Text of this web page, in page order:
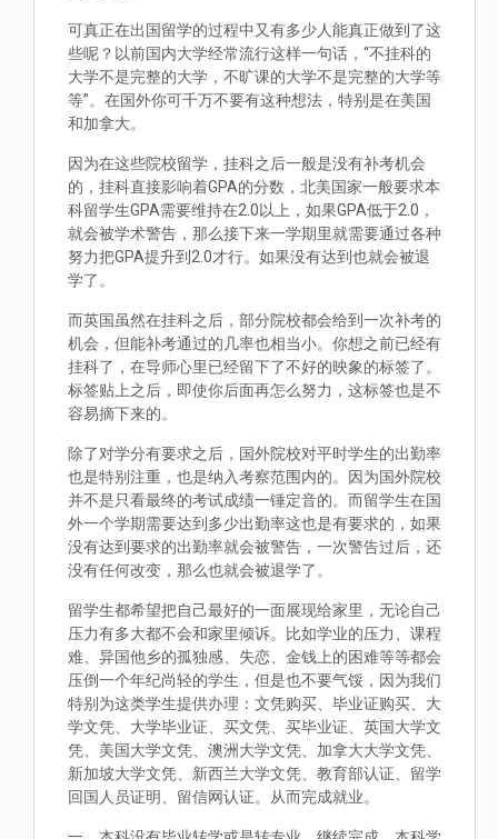
可真正在出国留学的过程中又有多少人能真正做到了这
些呢？以前国内大学经常流行这样一句话，“不挂科的
大学不是完整的大学，不旷课的大学不是完整的大学等
等”。在国外你可千万不要有这种想法，特别是在美国
和加拿大。
因为在这些院校留学，挂科之后一般是没有补考机会
的，挂科直接影响着GPA的分数，北美国家一般要求本
科留学生GPA需要维持在2.0以上，如果GPA低于2.0，
就会被学术警告，那么接下来一学期里就需要通过各种
努力把GPA提升到2.0才行。如果没有达到也就会被退
学了。
而英国虽然在挂科之后，部分院校都会给到一次补考的
机会，但能补考通过的几率也相当小。你想之前已经有
挂科了，在导师心里已经留下了不好的映象的标签了。
标签贴上之后，即使你后面再怎么努力，这标签也是不
容易摘下来的。
除了对学分有要求之后，国外院校对平时学生的出勤率
也是特别注重，也是纳入考察范围内的。因为国外院校
并不是只看最终的考试成绩一锤定音的。而留学生在国
外一个学期需要达到多少出勤率这也是有要求的，如果
没有达到要求的出勤率就会被警告，一次警告过后，还
没有任何改变，那么也就会被退学了。
留学生都希望把自己最好的一面展现给家里，无论自己
压力有多大都不会和家里倾诉。比如学业的压力、课程
难、异国他乡的孤独感、失恋、金钱上的困难等等都会
压倒一个年纪尚轻的学生，但是也不要气馁，因为我们
特别为这类学生提供办理：文凭购买、毕业证购买、大
学文凭、大学毕业证、买文凭、买毕业证、英国大学文
凭、美国大学文凭、澳洲大学文凭、加拿大大学文凭、
新加坡大学文凭、新西兰大学文凭、教育部认证、留学
回国人员证明、留信网认证。从而完成就业。